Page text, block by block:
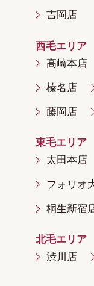
吉岡店
西毛エリア
高崎本店
榛名店
藤岡店
東毛エリア
太田本店
フォリオ
桐生新宿
北毛エリア
渋川店